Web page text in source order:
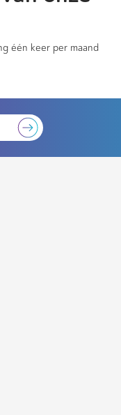
één keer per maand